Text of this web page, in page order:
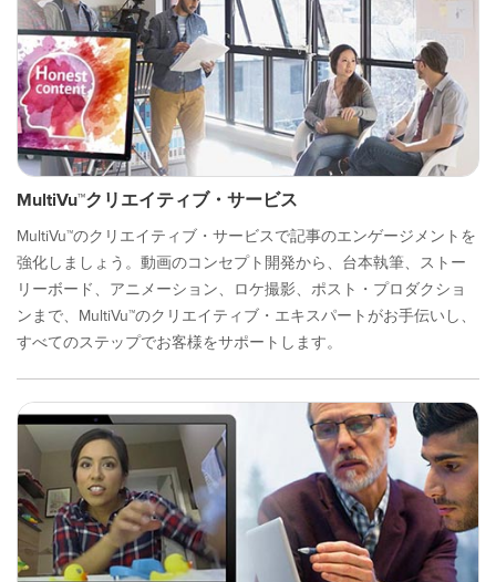
MultiVu™クリエイティブ・サービス
MultiVu™のクリエイティブ・サービスで記事のエンゲージメントを
強化しましょう。動画のコンセプト開発から、台本執筆、ストー
リーボード、アニメーション、ロケ撮影、ポスト・プロダクショ
ンまで、MultiVu™のクリエイティブ・エキスパートがお手伝いし、
すべてのステップでお客様をサポートします。